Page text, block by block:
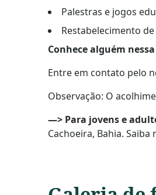
Palestras e jogos
Restabelecimento
Conhece alguém
Entre em contato pelo
Observação: O
—> Para jovens e
Cachoeira, Bahia. Saiba